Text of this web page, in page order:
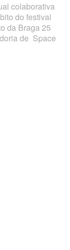
colaborativa
do festival
da Braga 25
de Space